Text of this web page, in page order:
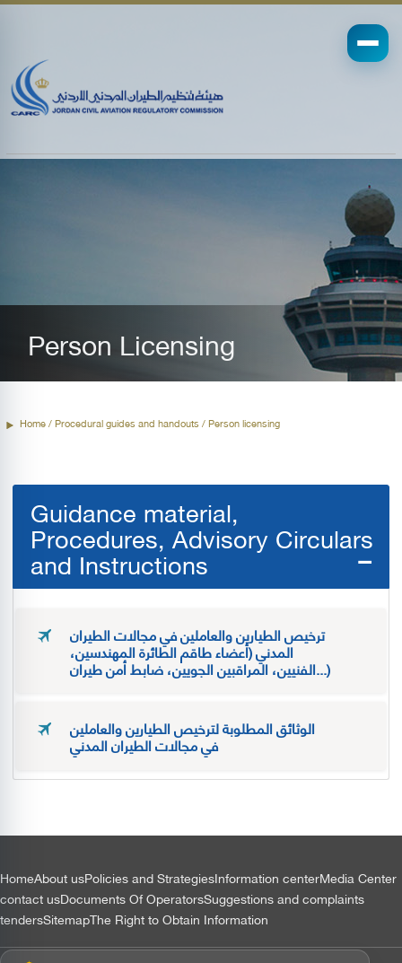
Person Licensing
Home/ Procedural guides and handouts / Person licensing
Guidance material,
Procedures, Advisory Circulars
and Instructions
ترخيص الطيارين والعاملين في مجالات الطيران
المدني (أعضاء طاقم الطائرة المهندسين،
الفنيين، المراقبين الجويين، ضابط أمن طيران...)
الوثائق المطلوبة لترخيص الطيارين والعاملين
في مجالات الطيران المدني
التذييل
HomeAbout usPolicies and StrategiesInformation centerMedia Center
contact usDocuments Of OperatorsSuggestions and complaints
tendersSitemapThe Right to Obtain Information